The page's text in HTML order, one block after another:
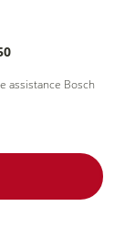
assistance Bosch